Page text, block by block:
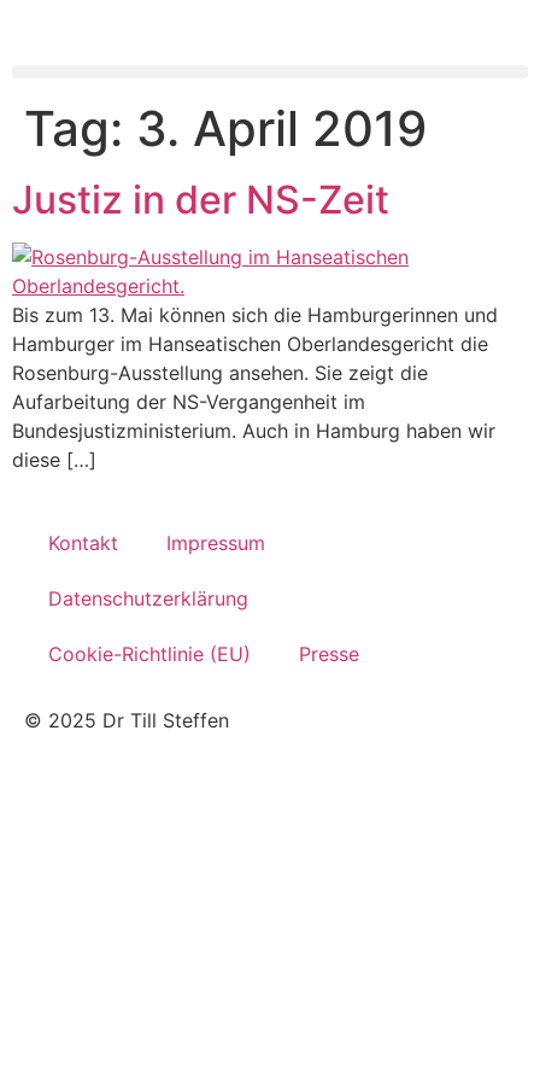
Tag: 3. April 2019
Justiz in der NS-Zeit
Bis zum 13. Mai können sich die Hamburgerinnen und
Hamburger im Hanseatischen Oberlandesgericht die
Rosenburg-Ausstellung ansehen. Sie zeigt die
Aufarbeitung der NS-Vergangenheit im
Bundesjustizministerium. Auch in Hamburg haben wir
diese […]
Kontakt Impressum
Datenschutzerklärung
Cookie-Richtlinie (EU) Presse
© 2025 Dr Till Steffen